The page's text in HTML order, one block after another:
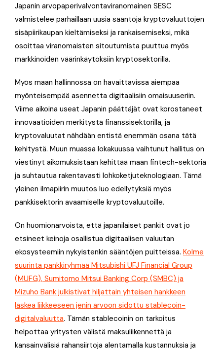
Japanin arvopaperivalvontaviranomainen SESC
valmistelee parhaillaan uusia sääntöjä kryptovaluuttojen
sisäpiirikaupan kieltämiseksi ja rankaisemiseksi, mikä
osoittaa viranomaisten sitoutumista puuttua myös
markkinoiden väärinkäytöksiin kryptosektorilla.
Myös maan hallinnossa on havaittavissa aiempaa
myönteisempää asennetta digitaalisiin omaisuuseriin.
Viime aikoina useat Japanin päättäjät ovat korostaneet
innovaatioiden merkitystä finanssisektorilla, ja
kryptovaluutat nähdään entistä enemmän osana tätä
kehitystä. Muun muassa lokakuussa vaihtunut hallitus on
viestinyt aikomuksistaan kehittää maan fintech-sektoria
ja suhtautua rakentavasti lohkoketjuteknologiaan. Tämä
yleinen ilmapiirin muutos luo edellytyksiä myös
pankkisektorin avaamiselle kryptovaluutoille.
On huomionarvoista, että japanilaiset pankit ovat jo
etsineet keinoja osallistua digitaalisen valuutan
ekosysteemiin nykyistenkin sääntöjen puitteissa. Kolme
suurinta pankkiryhmää Mitsubishi UFJ Financial Group
(MUFG), Sumitomo Mitsui Banking Corp (SMBC) ja
Mizuho Bank julkistivat hiljattain yhteisen hankkeen
laskea liikkeeseen jenin arvoon sidottu stablecoin-
digitalvaluutta. Tämän stablecoinin on tarkoitus
helpottaa yritysten välistä maksuliikennettä ja
kansainvälisiä rahansiirtoja alentamalla kustannuksia ja